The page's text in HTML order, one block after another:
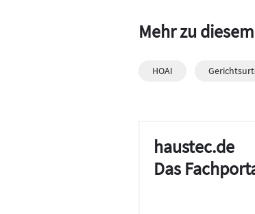
Mehr zu
HOAI
haustec.de
Das